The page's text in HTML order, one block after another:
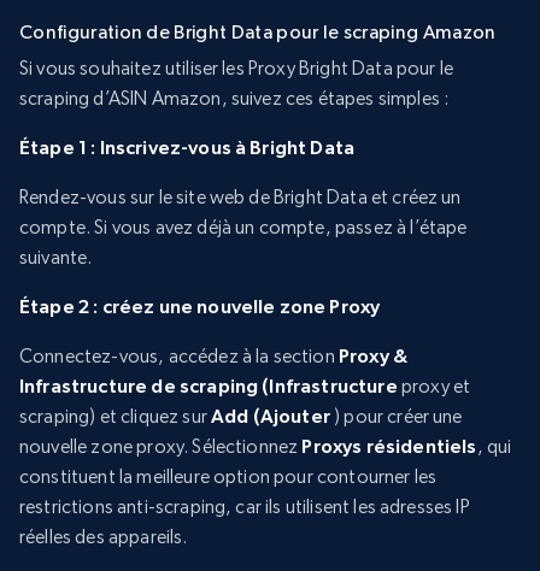
Configuration de Bright Data pour le scraping Amazon
Si vous souhaitez utiliser les Proxy Bright Data pour le
scraping d’ASIN Amazon, suivez ces étapes simples :
Étape 1 : Inscrivez-vous à Bright Data
Rendez-vous sur le site web de Bright Data et créez un
compte. Si vous avez déjà un compte, passez à l’étape
suivante.
Étape 2 : créez une nouvelle zone Proxy
Connectez-vous, accédez à la section Proxy &
Infrastructure de scraping (Infrastructure proxy et
scraping) et cliquez surAdd (Ajouter) pour créer une
nouvelle zone proxy. Sélectionnez Proxys résidentiels, qui
constituent la meilleure option pour contourner les
restrictions anti-scraping, car ils utilisent les adresses IP
réelles des appareils.